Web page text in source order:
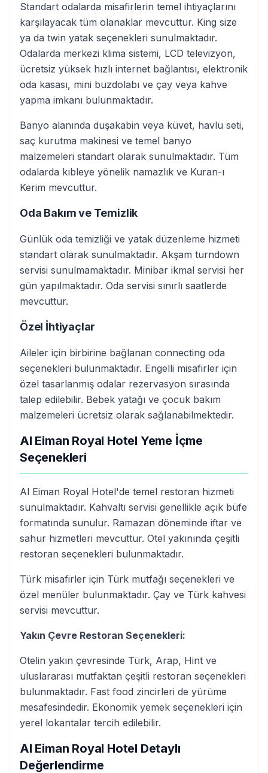
Standart odalarda misafirlerin temel ihtiyaçlarını
karşılayacak tüm olanaklar mevcuttur. King size
ya da twin yatak seçenekleri sunulmaktadır.
Odalarda merkezi klima sistemi, LCD televizyon,
ücretsiz yüksek hızlı internet bağlantısı, elektronik
oda kasası, mini buzdolabı ve çay veya kahve
yapma imkanı bulunmaktadır.
Banyo alanında duşakabin veya küvet, havlu seti,
saç kurutma makinesi ve temel banyo
malzemeleri standart olarak sunulmaktadır. Tüm
odalarda kıbleye yönelik namazlık ve Kuran-ı
Kerim mevcuttur.
Oda Bakım ve Temizlik
Günlük oda temizliği ve yatak düzenleme hizmeti
standart olarak sunulmaktadır. Akşam turndown
servisi sunulmamaktadır. Minibar ikmal servisi her
gün yapılmaktadır. Oda servisi sınırlı saatlerde
mevcuttur.
Özel İhtiyaçlar
Aileler için birbirine bağlanan connecting oda
seçenekleri bulunmaktadır. Engelli misafirler için
özel tasarlanmış odalar rezervasyon sırasında
talep edilebilir. Bebek yatağı ve çocuk bakım
malzemeleri ücretsiz olarak sağlanabilmektedir.
Al Eiman Royal Hotel Yeme İçme
Seçenekleri
Al Eiman Royal Hotel'de temel restoran hizmeti
sunulmaktadır. Kahvaltı servisi genellikle açık büfe
formatında sunulur. Ramazan döneminde iftar ve
sahur hizmetleri mevcuttur. Otel yakınında çeşitli
restoran seçenekleri bulunmaktadır.
Türk misafirler için Türk mutfağı seçenekleri ve
özel menüler bulunmaktadır. Çay ve Türk kahvesi
servisi mevcuttur.
Yakın Çevre Restoran Seçenekleri:
Otelin yakın çevresinde Türk, Arap, Hint ve
uluslararası mutfaktan çeşitli restoran seçenekleri
bulunmaktadır. Fast food zincirleri de yürüme
mesafesindedir. Ekonomik yemek seçenekleri için
yerel lokantalar tercih edilebilir.
Al Eiman Royal Hotel Detaylı
Değerlendirme